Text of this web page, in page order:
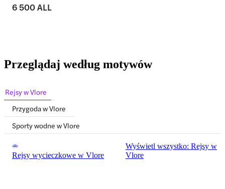
6 500 ALL
Przeglądaj według motywów
Rejsy w Vlore
Przygoda w Vlore
Sporty wodne w Vlore
Rejsy wycieczkowe w Vlore
Wyświetl wszystko: Rejsy w
Vlore